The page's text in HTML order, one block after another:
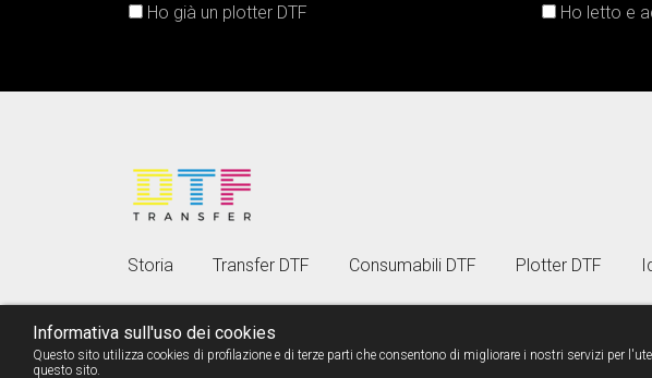
Ho già un plotter DTF Ho letto e
Storia Transfer DTF Consumabili DTF Plotter DTF
Copyright © 2026 - Tel.0331386985- LipsiaGROUP Via Galli 35/37, Tradate 21049
Informativa sull'uso dei cookies
Questo sito utilizza cookies di profilazione e di terze parti che consentono di migliorare i nostri servizi per
questo sito.